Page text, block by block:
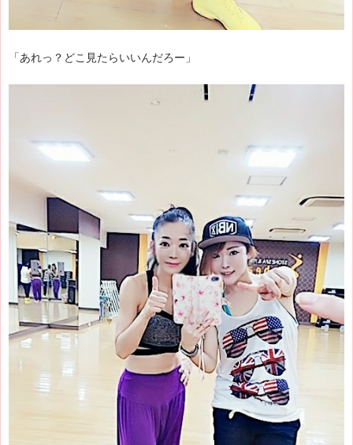
「あれっ？どこ見たらいいんだろー」